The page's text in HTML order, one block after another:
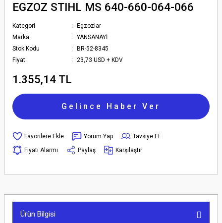
EGZOZ STIHL MS 640-660-064-066
Kategori
Egzozlar
Marka
YANSANAYİ
Stok Kodu
BR-52-8345
Fiyat
23,73 USD + KDV
1.355,14 TL
Gelince Haber Ver
Yorum Yap
Tavsiye Et
Fiyatı Alarmı
Paylaş Karşılaştır
Ürün Bilgisi